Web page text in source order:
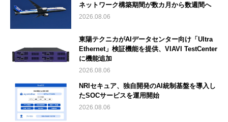
ネットワーク構築期間が数カ月から数週間へ
2026.08.06
東陽テクニカがAIデータセンター向け「Ultra
Ethernet」検証機能を提供、VIAVI TestCenter
に機能追加
2026.08.06
NRIセキュア、独自開発のAI統制基盤を導入し
たSOCサービスを運用開始
2026.08.06